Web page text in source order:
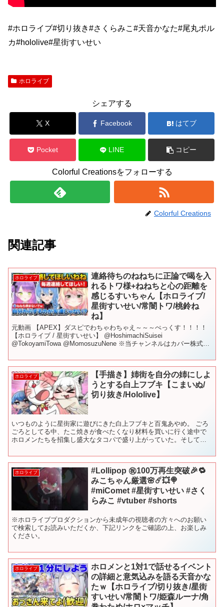
#ホロライブ#切り抜き#さくらみこ#天音かなた#尾丸ポル
カ#hololive#星街すいせい
ホロライブ
シェアする
X Facebook はてブ
Pocket LINE コピー
Colorful Creationsをフォローする
Colorful Creations
関連記事
ホロライブ
連絡待ちのねねちに正論で喝を入
れるトワ様+ねねちと心の距離を
感じるすいちゃん【ホロライブ/
星街すいせい/常闇トワ/桃鈴ね
ね】
元動画 【APEX】ダスピでわちゃわちゃえ～～～ぺっくす！！！！
【ホロライブ / 星街すいせい】 @HoshimachiSuisei
@TokoyamiTowa @MomosuzuNene ※当チャンネルはカバー株式会
ホロライブ
【手描き】姉街を自分の姉にしよ
うとする白上フブキ【こまいぬ/
切り抜き/Hololive】
いつものように星街家に遊びにきた白上フブキと百鬼あやめ。 ごろ
ごろとしてる中、たこ焼きが食べたくなり材料を買いに行く途中で
ホロメンたちを招集し盛大なタコパで盛り上がっていた。そして次
ホロライブ
#Lollipop ㊗️100万再生突破🎉🔁
みこちゃん厳選🌸☄️💥🍭
#miComet #星街すいせい #さく
らみこ #vtuber #shorts
※ホロライブプロダクションから未成年の視聴者の方々へのお願い
で検索してお読みいただくか、下記リンクをご確認の上、お楽しみ
ください。
ホロライブ
ホロメンと1対1で話せるイベント
の詳細と意気込みを語る天音かな
たｗ【ホロライブ/切り抜き/星街
すいせい/常闇トワ/姫森ルーナ/角